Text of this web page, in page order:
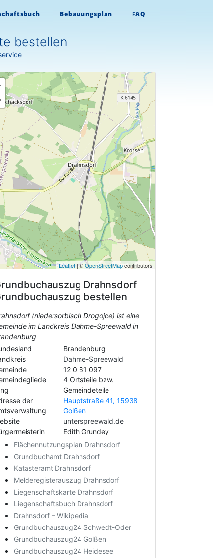
Bebauungsplan FAQ
bestellen
Leaflet| ©OpenStreetMapcontributors
Drahnsdorf
bestellen
(niedersorbisch Drogojce) ist eine
im Landkreis Dahme-Spreewald in
Brandenburg
Dahme-Spreewald
12 0 61 097
4 Ortsteile bzw.
Gemeindeteile
der
Hauptstraße 41, 15938
Golßen
unterspreewald.de
Edith Grundey
Flächennutzungsplan Drahnsdorf
Grundbuchamt Drahnsdorf
Katasteramt Drahnsdorf
Melderegisterauszug Drahnsdorf
Liegenschaftskarte Drahnsdorf
Liegenschaftsbuch Drahnsdorf
Drahnsdorf – Wikipedia
Grundbuchauszug24 Schwedt-Oder
Grundbuchauszug24 Golßen
Grundbuchauszug24 Heidesee